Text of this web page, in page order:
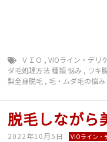
ＶＩＯ ,VIOライン・デリ
ダ毛処理方法 種類 悩み , ワキ
梨全身脱毛 , 毛・ムダ毛の悩み
脱毛しながら
2022年10月5日 VIOライン・